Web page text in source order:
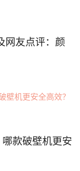
网友点评：颜
款破壁机更安